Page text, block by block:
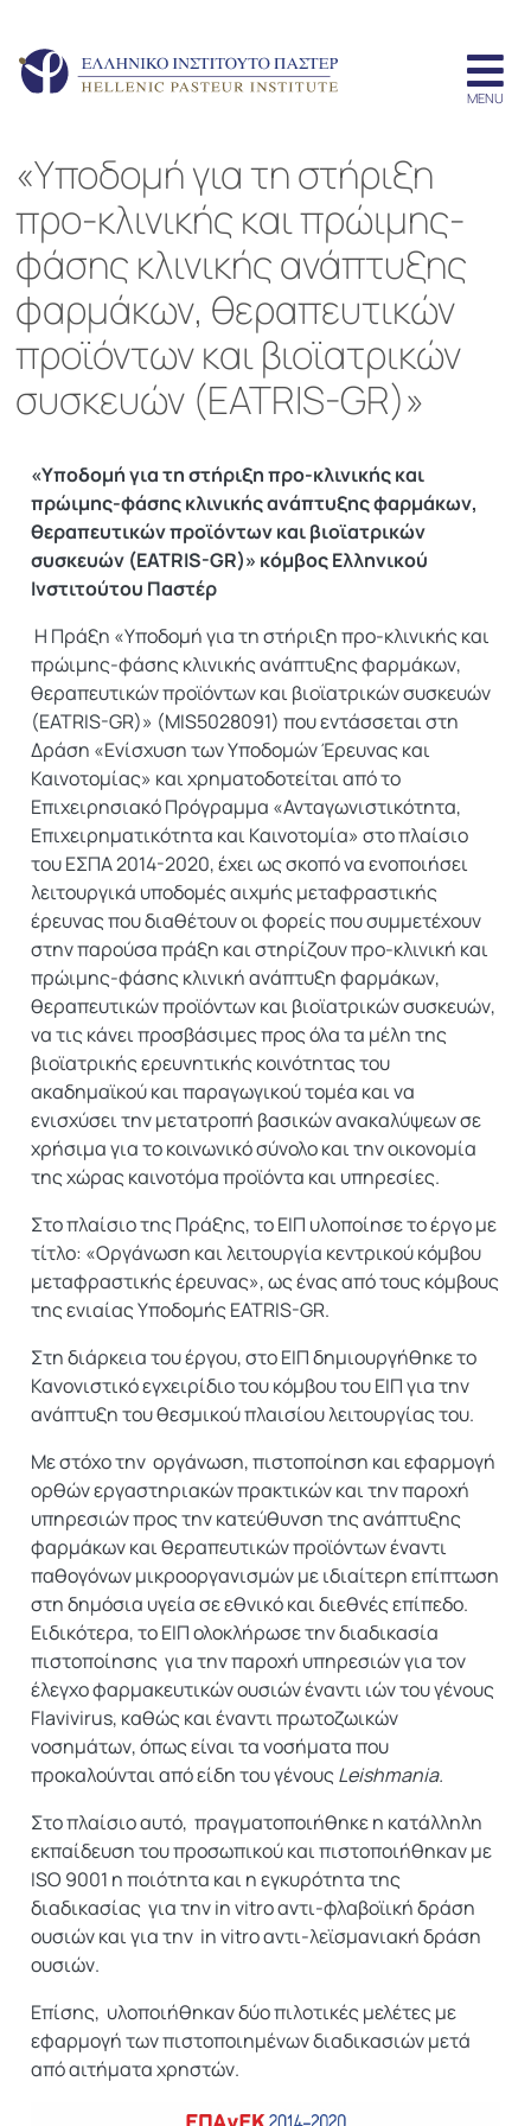
«Υποδομή για τη στήριξη
προ-κλινικής και πρώιμης-
φάσης κλινικής ανάπτυξης
φαρμάκων, θεραπευτικών
προϊόντων και βιοϊατρικών
συσκευών (EATRIS-GR)»
«Υποδομή για τη στήριξη προ-κλινικής και
πρώιμης-φάσης κλινικής ανάπτυξης φαρμάκων,
θεραπευτικών προϊόντων και βιοϊατρικών
συσκευών (EATRIS-GR)» κόμβος Ελληνικού
Ινστιτούτου Παστέρ
H Πράξη «Υποδομή για τη στήριξη προ-κλινικής και
πρώιμης-φάσης κλινικής ανάπτυξης φαρμάκων,
θεραπευτικών προϊόντων και βιοϊατρικών συσκευών
(EATRIS-GR)» (MIS5028091) που εντάσσεται στη
Δράση «Ενίσχυση των Υποδομών Έρευνας και
Καινοτομίας» και χρηματοδοτείται από το
Επιχειρησιακό Πρόγραμμα «Ανταγωνιστικότητα,
Επιχειρηματικότητα και Καινοτομία» στο πλαίσιο
του ΕΣΠΑ 2014-2020, έχει ως σκοπό να ενοποιήσει
λειτουργικά υποδομές αιχμής μεταφραστικής
έρευνας που διαθέτουν οι φορείς που συμμετέχουν
στην παρούσα πράξη και στηρίζουν προ-κλινική και
πρώιμης-φάσης κλινική ανάπτυξη φαρμάκων,
θεραπευτικών προϊόντων και βιοϊατρικών συσκευών,
να τις κάνει προσβάσιμες προς όλα τα μέλη της
βιοϊατρικής ερευνητικής κοινότητας του
ακαδημαϊκού και παραγωγικού τομέα και να
ενισχύσει την μετατροπή βασικών ανακαλύψεων σε
χρήσιμα για το κοινωνικό σύνολο και την οικονομία
της χώρας καινοτόμα προϊόντα και υπηρεσίες.
Στο πλαίσιο της Πράξης, το ΕΙΠ υλοποίησε το έργο με
τίτλο: «Οργάνωση και λειτουργία κεντρικού κόμβου
μεταφραστικής έρευνας», ως ένας από τους κόμβους
της ενιαίας Υποδομής EATRIS-GR.
Στη διάρκεια του έργου, στο ΕΙΠ δημιουργήθηκε το
Κανονιστικό εγχειρίδιο του κόμβου του ΕΙΠ για την
ανάπτυξη του θεσμικού πλαισίου λειτουργίας του.
Με στόχο την οργάνωση, πιστοποίηση και εφαρμογή
ορθών εργαστηριακών πρακτικών και την παροχή
υπηρεσιών προς την κατεύθυνση της ανάπτυξης
φαρμάκων και θεραπευτικών προϊόντων έναντι
παθογόνων μικροοργανισμών με ιδιαίτερη επίπτωση
στη δημόσια υγεία σε εθνικό και διεθνές επίπεδο.
Ειδικότερα, το ΕΙΠ ολοκλήρωσε την διαδικασία
πιστοποίησης για την παροχή υπηρεσιών για τον
έλεγχο φαρμακευτικών ουσιών έναντι ιών του γένους
Flavivirus, καθώς και έναντι πρωτοζωικών
νοσημάτων, όπως είναι τα νοσήματα που
προκαλούνται από είδη του γένους Leishmania.
Στο πλαίσιο αυτό, πραγματοποιήθηκε η κατάλληλη
εκπαίδευση του προσωπικού και πιστοποιήθηκαν με
ISO 9001 η ποιότητα και η εγκυρότητα της
διαδικασίας για την in vitro αντι-φλαβοϊική δράση
ουσιών και για την in vitro αντι-λεϊσμανιακή δράση
ουσιών.
Επίσης, υλοποιήθηκαν δύο πιλοτικές μελέτες με
εφαρμογή των πιστοποιημένων διαδικασιών μετά
από αιτήματα χρηστών.